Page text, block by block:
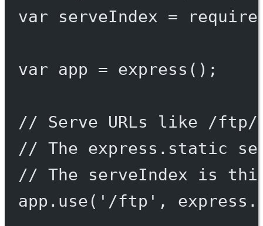
var serveIndex = require
var app = express ();
// Serve URLs like /
// The express.static
// The serveIndex is
app. use( '/ftp' , express.